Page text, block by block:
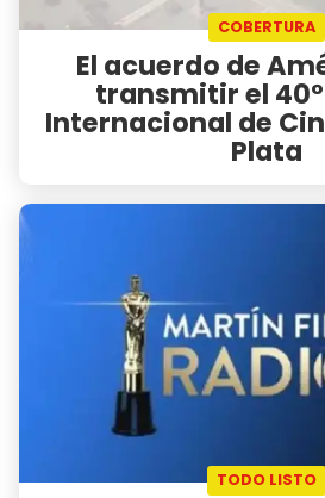
COBERTURA
El acuerdo de
transmitir el
Internacional de
Plata
TODO LISTO